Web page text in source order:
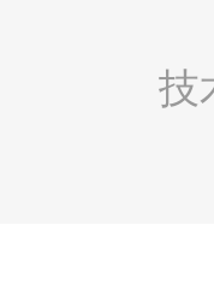
技